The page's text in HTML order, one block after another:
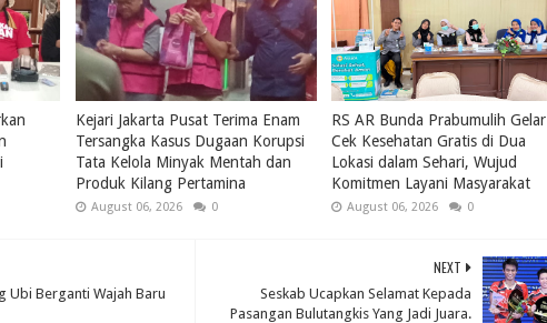
Kejari Jakarta Pusat Terima Enam
Tersangka Kasus Dugaan Korupsi
Tata Kelola Minyak Mentah dan
Produk Kilang Pertamina
August 06, 2026 0
RS AR Bunda Prabumulih Gelar
Cek Kesehatan Gratis di Dua
Lokasi dalam Sehari, Wujud
Komitmen Layani Masyarakat
August 06, 2026 0
NEXT
Seskab Ucapkan Selamat Kepada
Pasangan Bulutangkis Yang Jadi Juara.
Ubi Berganti Wajah Baru